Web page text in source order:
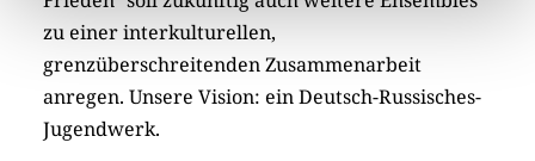
zu einer interkulturellen,
grenzüberschreitenden Zusammenarbeit
anregen. Unsere Vision: ein Deutsch-Russisches-
Jugendwerk.